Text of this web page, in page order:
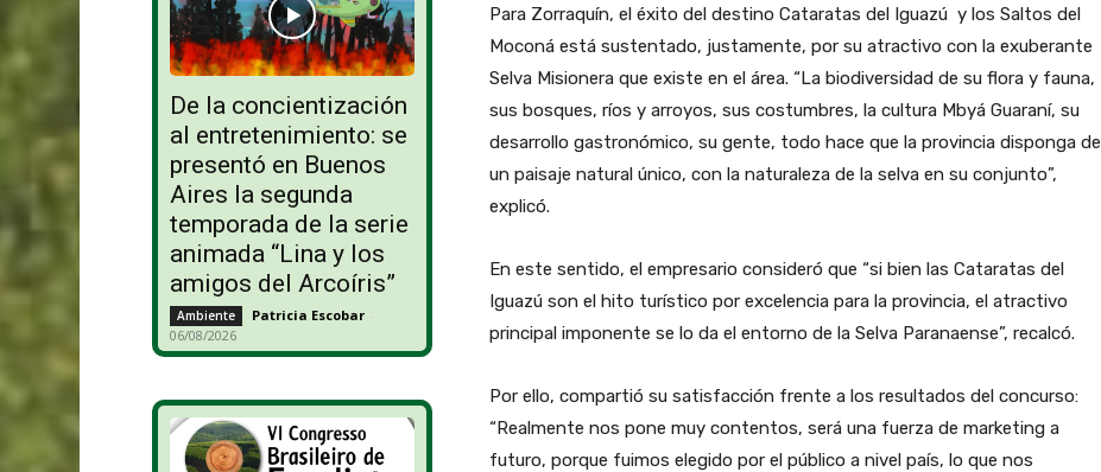
De la concientización
al entretenimiento: se
presentó en Buenos
Aires la segunda
temporada de la serie
animada “Lina y los
amigos del Arcoíris”
Ambiente Patricia Escobar -
06/08/2026
Para Zorraquín, el éxito del destino Cataratas del Iguazú y los Saltos del
Moconá está sustentado, justamente, por su atractivo con la exuberante
Selva Misionera que existe en el área. “La biodiversidad de su flora y fauna,
sus bosques, ríos y arroyos, sus costumbres, la cultura Mbyá Guaraní, su
desarrollo gastronómico, su gente, todo hace que la provincia disponga de
un paisaje natural único, con la naturaleza de la selva en su conjunto”,
explicó.
En este sentido, el empresario consideró que “si bien las Cataratas del
Iguazú son el hito turístico por excelencia para la provincia, el atractivo
principal imponente se lo da el entorno de la Selva Paranaense”, recalcó.
Por ello, compartió su satisfacción frente a los resultados del concurso:
“Realmente nos pone muy contentos, será una fuerza de marketing a
futuro, porque fuimos elegido por el público a nivel país, lo que nos